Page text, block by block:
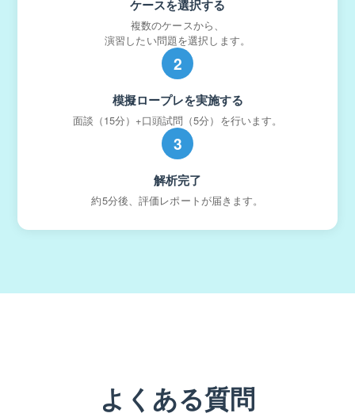
ケースを選択する
複数のケースから、
演習したい問題を選択します。
2
模擬ロープレを実施する
面談（15分）+口頭試問（5分）を行います。
3
解析完了
約5分後、評価レポートが届きます。
よくある質問